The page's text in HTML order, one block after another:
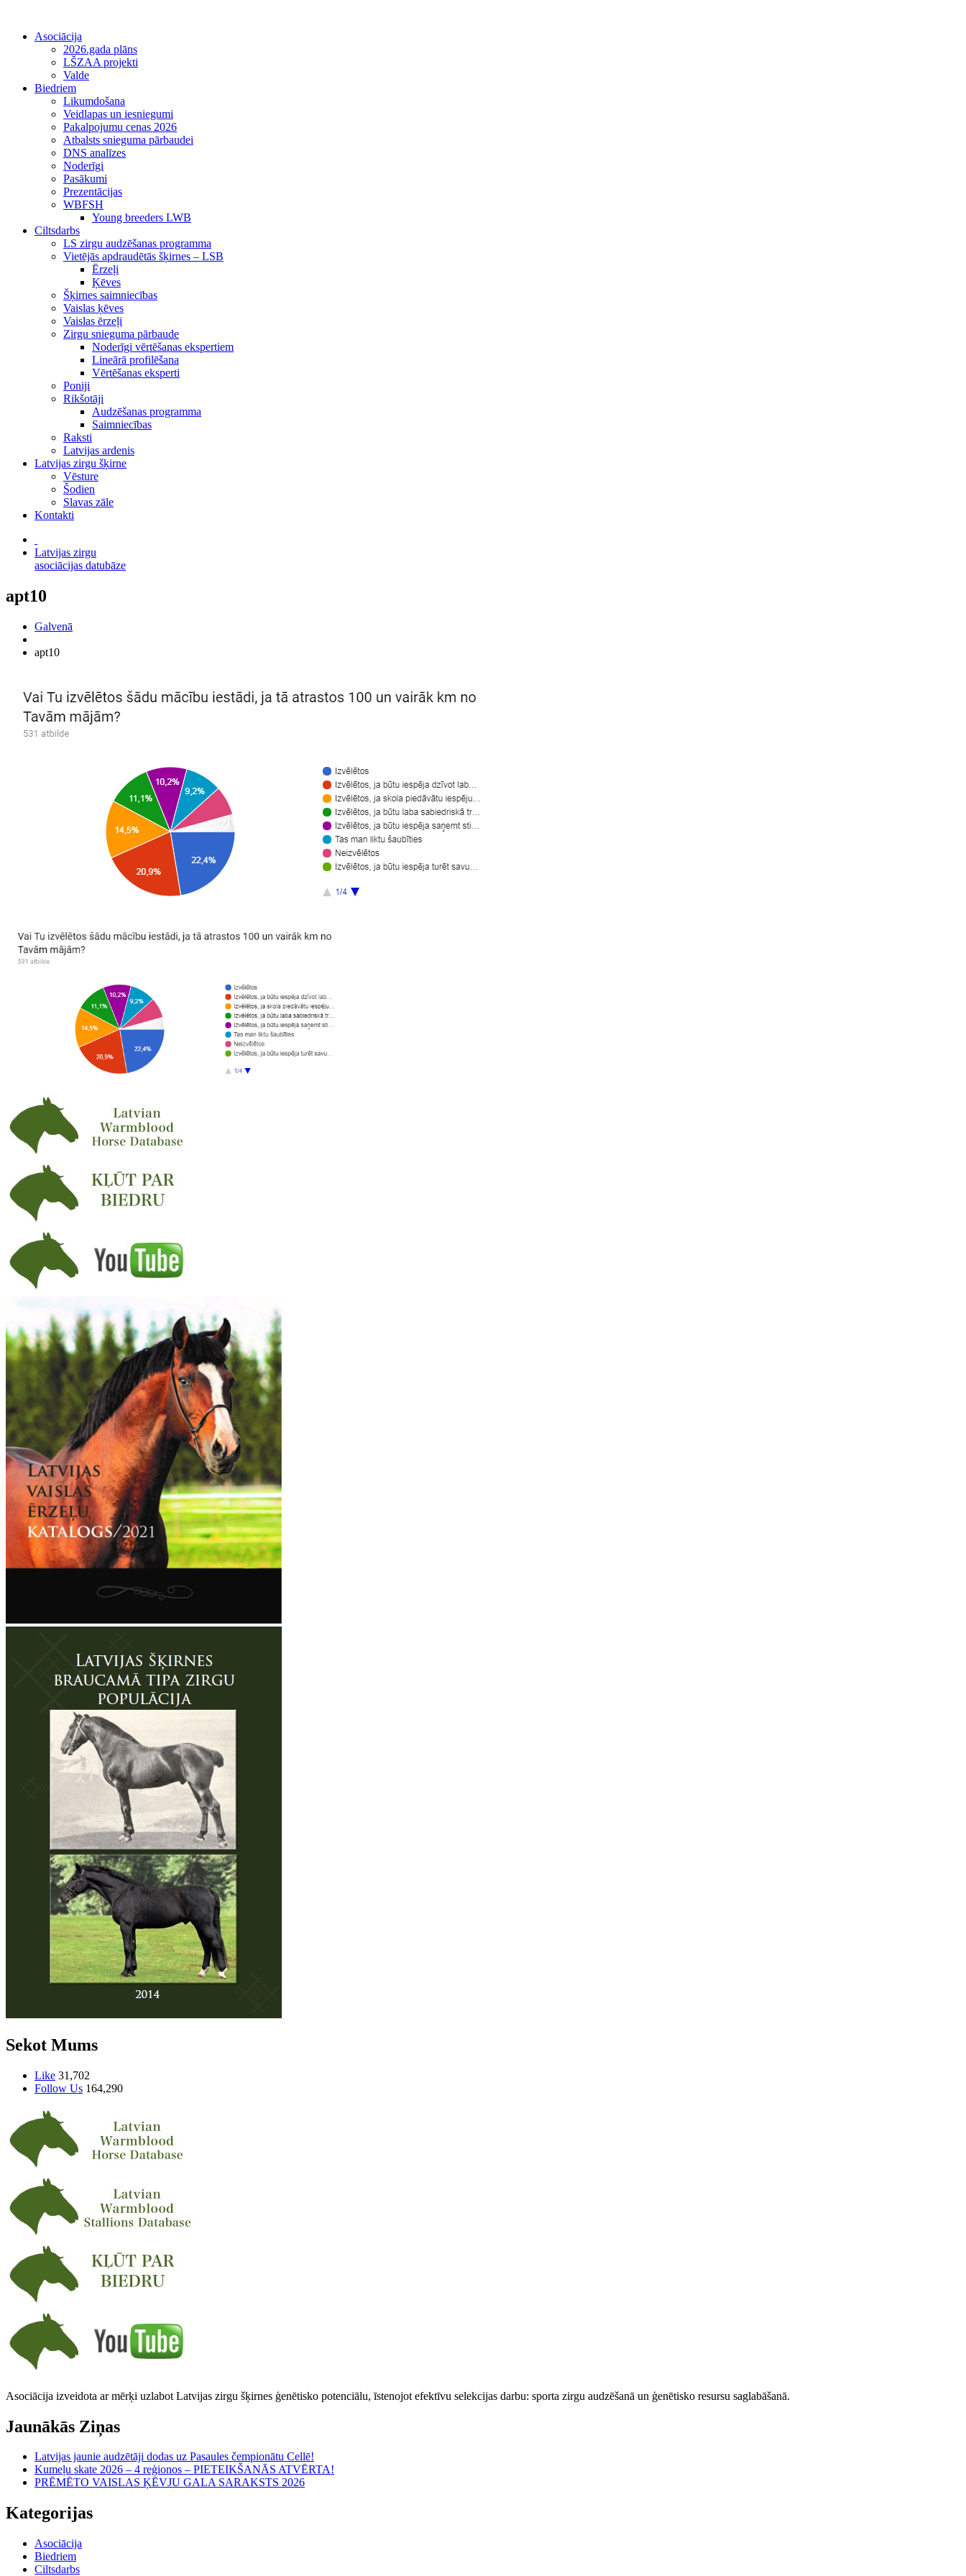
Asociācija
2026.gada plāns
LŠZAA projekti
Valde
Biedriem
Likumdošana
Veidlapas un iesniegumi
Pakalpojumu cenas 2026
Atbalsts snieguma pārbaudei
DNS analīzes
Noderīgi
Pasākumi
Prezentācijas
WBFSH
Young breeders LWB
Ciltsdarbs
LS zirgu audzēšanas programma
Vietējās apdraudētās šķirnes – LSB
Ērzeļi
Ķēves
Šķirnes saimniecības
Vaislas ķēves
Vaislas ērzeļi
Zirgu snieguma pārbaude
Noderīgi vērtēšanas ekspertiem
Lineārā profilēšana
Vērtēšanas eksperti
Poniji
Rikšotāji
Audzēšanas programma
Saimniecības
Raksti
Latvijas ardenis
Latvijas zirgu šķirne
Vēsture
Šodien
Slavas zāle
Kontakti
Latvijas zirgu
asociācijas datubāze
apt10
Galvenā
apt10
Sekot Mums
Like 31,702
Follow Us 164,290
Asociācija izveidota ar mērķi uzlabot Latvijas zirgu šķirnes ģenētisko potenciālu, īstenojot efektīvu selekcijas darbu: sporta zirgu audzēšanā un ģenētisko resursu saglabāšanā.
Jaunākās Ziņas
Latvijas jaunie audzētāji dodas uz Pasaules čempionātu Cellē!
Kumeļu skate 2026 – 4 reģionos – PIETEIKŠANĀS ATVĒRTA!
PRĒMĒTO VAISLAS ĶĒVJU GALA SARAKSTS 2026
Kategorijas
Asociācija
Biedriem
Ciltsdarbs